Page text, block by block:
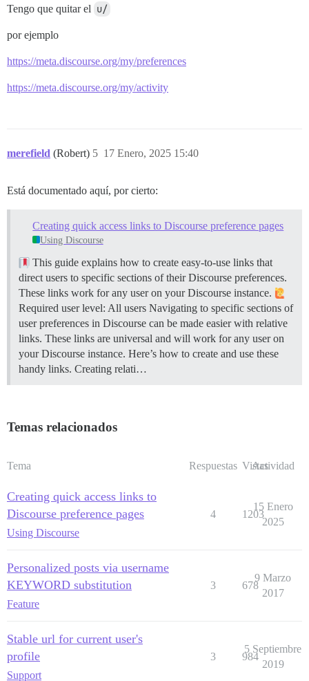
Tengo que quitar el u/
por ejemplo
https://meta.discourse.org/my/preferences
https://meta.discourse.org/my/activity
merefield (Robert) 17 Enero, 2025 15:40
5
Está documentado aquí, por cierto:
Creating quick access links to Discourse preference pages
Using Discourse
This guide explains how to create easy-to-use links that
direct users to specific sections of their Discourse preferences.
These links work for any user on your Discourse instance.
Required user level: All users Navigating to specific sections of
user preferences in Discourse can be made easier with relative
links. These links are universal and will work for any user on
your Discourse instance. Here’s how to create and use these
handy links. Creating relati…
Temas relacionados
Tema Respuestas Vistas
Actividad
Creating quick access links to
Discourse preference pages
Using Discourse
4 1203
15 Enero
2025
Personalized posts via username
KEYWORD substitution
Feature
3 678
9 Marzo
2017
Stable url for current user's
profile
Support
3 984
5 Septiembre
2019